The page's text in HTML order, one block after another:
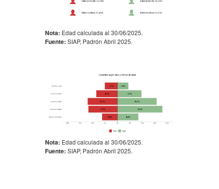
Nota: Edad calculada al 30/06/2025.
Fuente: SIAP, Padrón Abril 2025.
Nota: Edad calculada al 30/06/2025.
Fuente: SIAP, Padrón Abril 2025.